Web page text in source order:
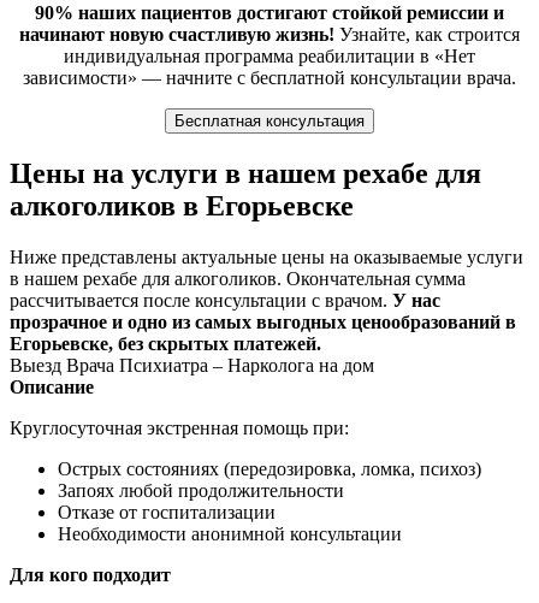
90% наших пациентов достигают стойкой ремиссии и
начинают новую счастливую жизнь! Узнайте, как строится
индивидуальная программа реабилитации в «Нет
зависимости» — начните с бесплатной консультации врача.
Бесплатная консультация
Цены на услуги в нашем рехабе для
алкоголиков в Егорьевске
Ниже представлены актуальные цены на оказываемые услуги
в нашем рехабе для алкоголиков. Окончательная сумма
рассчитывается после консультации с врачом. У нас
прозрачное и одно из самых выгодных ценообразований в
Егорьевске, без скрытых платежей.
Выезд Врача Психиатра – Нарколога на дом
Описание
Круглосуточная экстренная помощь при:
Острых состояниях (передозировка, ломка, психоз)
Запоях любой продолжительности
Отказе от госпитализации
Необходимости анонимной консультации
Для кого подходит